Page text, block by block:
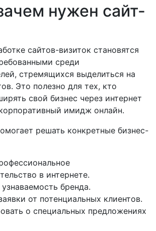
нужен сайт-
сайтов-визиток становятся
среди
стремящихся выделиться на
Это полезно для тех, кто
свой бизнес через интернет
имидж онлайн.
решать конкретные бизнес-
в интернете.
бренда.
от потенциальных клиентов.
о специальных предложениях